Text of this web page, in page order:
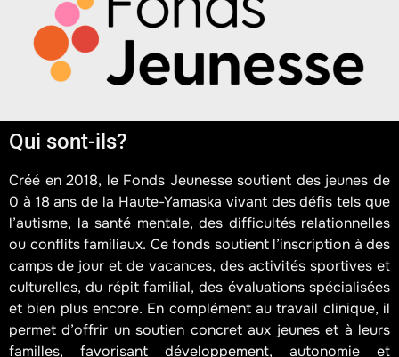
Qui sont-ils?
Créé en 2018, le Fonds Jeunesse soutient des jeunes de
0 à 18 ans de la Haute-Yamaska vivant des défis tels que
l’autisme, la santé mentale, des difficultés relationnelles
ou conflits familiaux. Ce fonds soutient l’inscription à des
camps de jour et de vacances, des activités sportives et
culturelles, du répit familial, des évaluations spécialisées
et bien plus encore. En complément au travail clinique, il
permet d’offrir un soutien concret aux jeunes et à leurs
familles, favorisant développement, autonomie et